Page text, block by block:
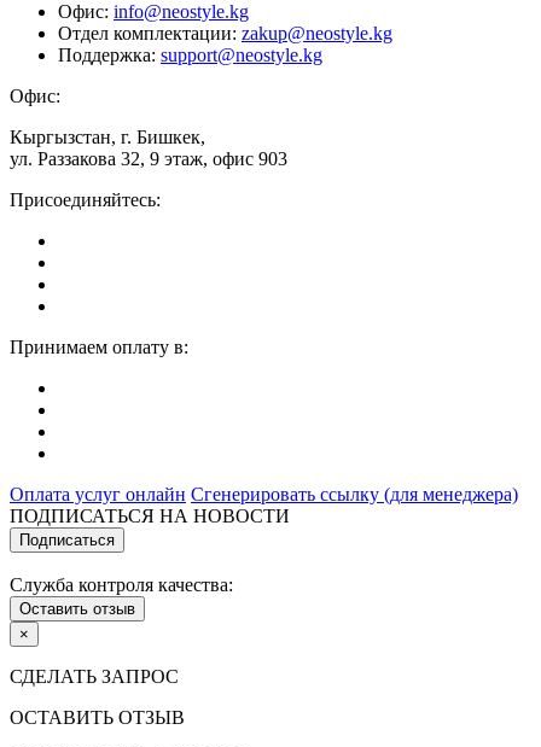
Офис: info@neostyle.kg
Отдел комплектации: zakup@neostyle.kg
Поддержка: support@neostyle.kg
Офис:
Кыргызстан, г. Бишкек,
ул. Раззакова 32, 9 этаж, офис 903
Присоединяйтесь:
Принимаем оплату в:
Оплата услуг онлайн Сгенерировать ссылку (для менеджера)
ПОДПИСАТЬСЯ НА НОВОСТИ
Подписаться
Служба контроля качества:
Оставить отзыв
×
СДЕЛАТЬ ЗАПРОС
ОСТАВИТЬ ОТЗЫВ